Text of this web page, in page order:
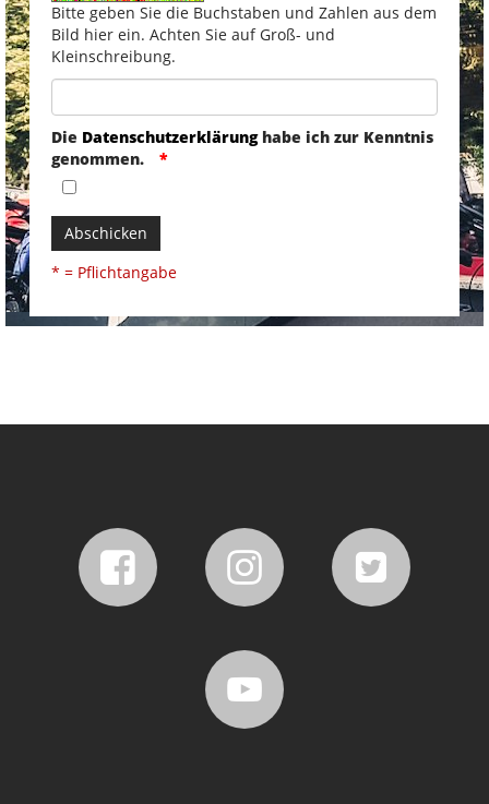
Bitte geben Sie die Buchstaben und Zahlen aus dem
Bild hier ein. Achten Sie auf Groß- und
Kleinschreibung.
Die Datenschutzerklärunghabe ich zur Kenntnis
genommen.
Abschicken
* = Pflichtangabe